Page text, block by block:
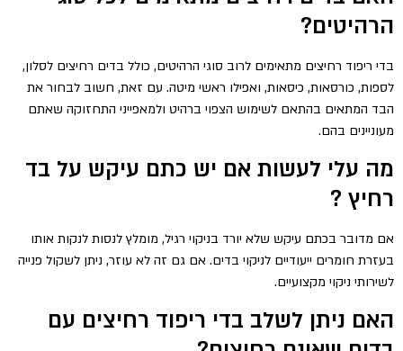
הרהיטים?
בדי ריפוד רחיצים מתאימים לרוב סוגי הרהיטים, כולל בדים רחיצים לסלון,
לספות, כורסאות, כיסאות, ואפילו ראשי מיטה. עם זאת, חשוב לבחור את
הבד המתאים בהתאם לשימוש הצפוי ברהיט ולמאפייני התחזוקה שאתם
מעוניינים בהם.
מה עלי לעשות אם יש כתם עיקש על בד
רחיץ ?
אם מדובר בכתם עיקש שלא יורד בניקוי רגיל, מומלץ לנסות לנקות אותו
בעזרת חומרים ייעודיים לניקוי בדים. אם גם זה לא עוזר, ניתן לשקול פנייה
לשירותי ניקוי מקצועיים.
האם ניתן לשלב בדי ריפוד רחיצים עם